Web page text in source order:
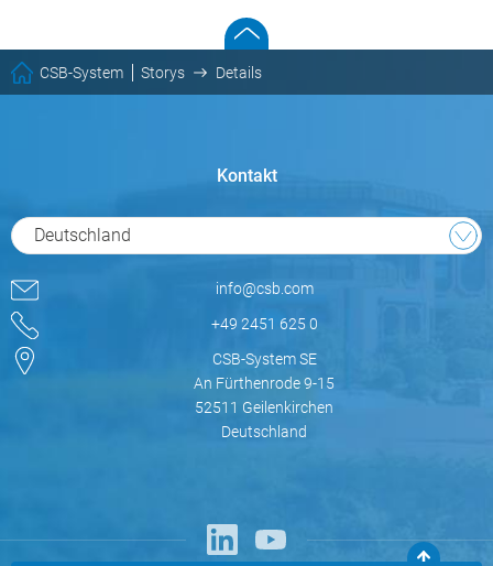
CSB-System Storys Details
Kontakt
Deutschland
info@csb.com
+49 2451 625 0
CSB-System SE
An Fürthenrode 9-15
52511 Geilenkirchen
Deutschland